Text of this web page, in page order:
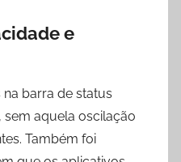
e
barra de status
aquela oscilação
Também foi